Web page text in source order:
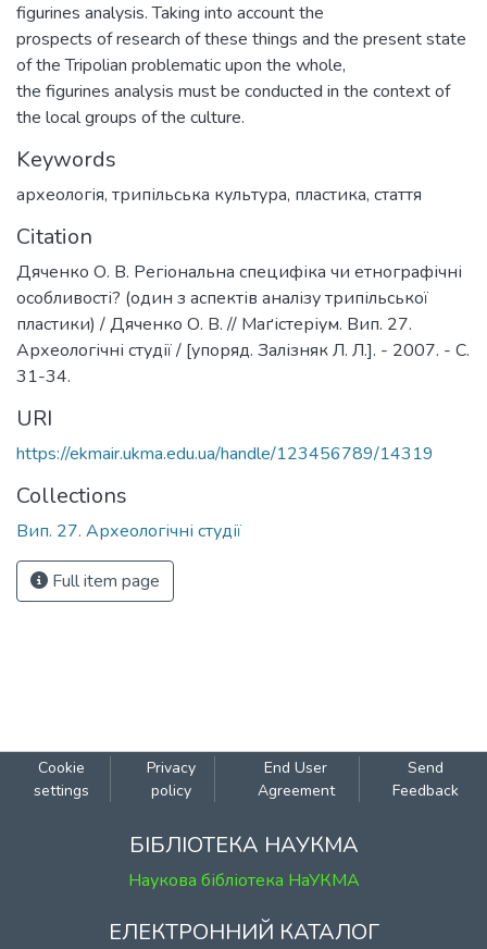
figurines analysis. Taking into account the
prospects of research of these things and the present state
of the Tripolian problematic upon the whole,
the figurines analysis must be conducted in the context of
the local groups of the culture.
Keywords
археологія, трипільська культура, пластика, стаття
Citation
Дяченко О. В. Регіональна специфіка чи етнографічні
особливості? (один з аспектів аналізу трипільської
пластики) / Дяченко О. В. // Маґістеріум. Вип. 27.
Археологічні студії / [упоряд. Залізняк Л. Л.]. - 2007. - С.
31-34.
URI
https://ekmair.ukma.edu.ua/handle/123456789/14319
Collections
Вип. 27. Археологічні студії
Full item page
Cookie
settings
Privacy
policy
End User
Agreement
Send
Feedback
БІБЛІОТЕКА НАУКМА
Наукова бібліотека НаУКМА
ЕЛЕКТРОННИЙ КАТАЛОГ